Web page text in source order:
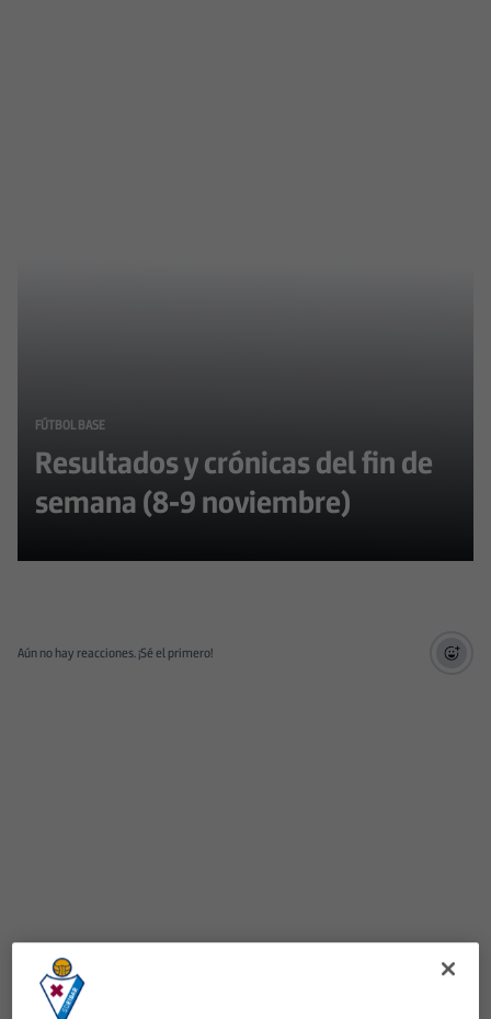
FÚTBOL BASE
Resultados y crónicas del fin de
semana (8-9 noviembre)
Aún no hay reacciones. ¡Sé el primero!